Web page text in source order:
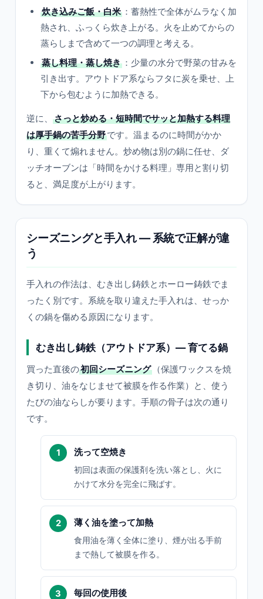
炊き込みご飯・白米 ：蓄熱性で全体がムラなく加
熱され、ふっくら炊き上がる。火を止めてからの
蒸らしまで含めて一つの調理と考える。
蒸し料理・蒸し焼き ：少量の水分で野菜の甘みを
引き出す。アウトドア系ならフタに炭を乗せ、上
下から包むように加熱できる。
逆に、
さっと炒める・短時間でサッと加熱する料理
は厚手鍋の苦手分野です。温まるのに時間がかか
り、重くて煽れません。炒め物は別の鍋に任せ、ダ
ッチオーブンは「時間をかける料理」専用と割り切
ると、満足度が上がります。
シーズニングと手入れ — 系統で正解が違
う
手入れの作法は、むき出し鋳鉄とホーロー鋳鉄でま
ったく別です。系統を取り違えた手入れは、せっか
くの鍋を傷める原因になります。
むき出し鋳鉄（アウトドア系）— 育てる鍋
買った直後の初回シーズニング （保護ワックスを焼
き切り、油をなじませて被膜を作る作業）と、使う
たびの油ならしが要ります。手順の骨子は次の通り
です。
洗って空焼き
初回は表面の保護剤を洗い落とし、火に
かけて水分を完全に飛ばす。
薄く油を塗って加熱
食用油を薄く全体に塗り、煙が出る手前
まで熱して被膜を作る。
毎回の使用後